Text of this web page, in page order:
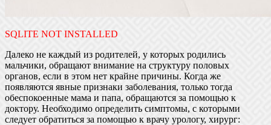
SQLITE NOT INSTALLED
Далеко не каждый из родителей, у которых родились
мальчики, обращают внимание на структуру половых
органов, если в этом нет крайне причины. Когда же
появляются явные признаки заболевания, только тогда
обеспокоенные мама и папа, обращаются за помощью к
доктору. Необходимо определить симптомы, с которыми
следует обратиться за помощью к врачу урологу, хирург: